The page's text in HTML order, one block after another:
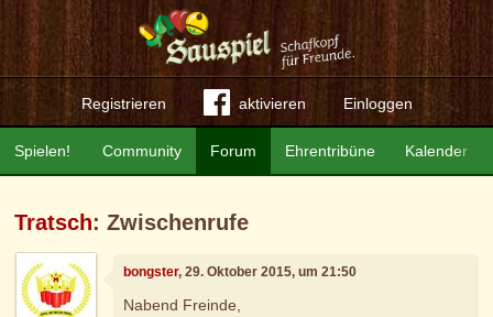
Registrieren aktivieren Einloggen
Community Forum Ehrentribüne Kalender
Spielen!
Tratsch: Zwischenrufe
bongster, 29. Oktober 2015, um 21:50
Nabend Freinde,